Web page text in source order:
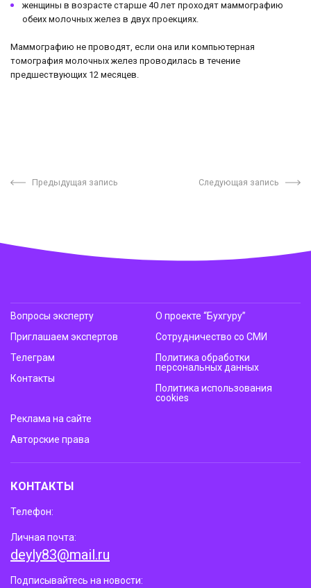
женщины в возрасте старше 40 лет проходят маммографию
обеих молочных желез в двух проекциях.
Маммографию не проводят, если она или компьютерная
томография молочных желез проводилась в течение
предшествующих 12 месяцев.
Предыдущая запись Следующая запись
Вопросы эксперту
Приглашаем экспертов
Телеграм
Контакты
О проекте “Бухгуру”
Сотрудничество со СМИ
Политика обработки
персональных данных
Политика использования
cookies
Реклама на сайте
Авторские права
КОНТАКТЫ
Телефон:
Личная почта:
deyly83@mail.ru
Подписывайтесь на новости: